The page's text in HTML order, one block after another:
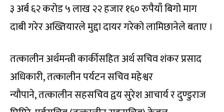
३ अर्ब ६२ करोड ५ लाख २२ हजार १६० रुपैयाँ बिगो माग
दाबी गरेर अख्तियारले मुद्दा दायर गरेको लामिछानेले बताए ।
तत्कालीन अर्थमन्त्री कार्कीसहित अर्थ सचिव शंकर प्रसाद
अधिकारी, तत्कालीन पर्यटन सचिव महेश्वर
न्यौपाने, तत्कालीन सहसचिव द्वय सुरेश आचार्य र दुण्डुराज